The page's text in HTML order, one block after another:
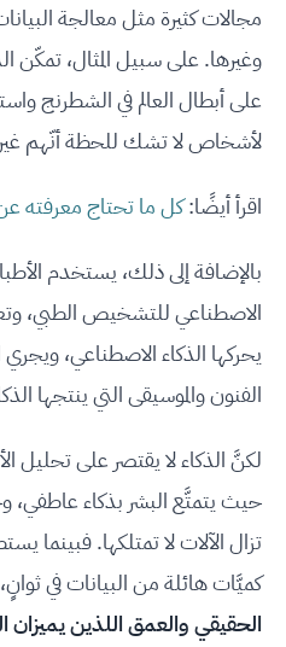
مجالات كثيرة مثل معالجة
وغيرها. على سبيل المثال، تمكّن
على أبطال العالم في الشطرنج
لأشخاص لا تشك للحظة أنّهم
اقرأ أيضًا:كل ما تحتاج معرفته
بالإضافة إلى ذلك، يستخدم
الاصطناعي للتشخيص الطبي،
يحركها الذكاء الاصطناعي،
الفنون والموسيقى التي ينتجها
لكنَّ الذكاء لا يقتصر على تحليل
حيث يتمتَّع البشر بذكاء
تزال الآلات لا تمتلكها. فبينما
كميَّات هائلة من البيانات في ثوانٍ،
الحقيقي والعمق اللذين يميزان